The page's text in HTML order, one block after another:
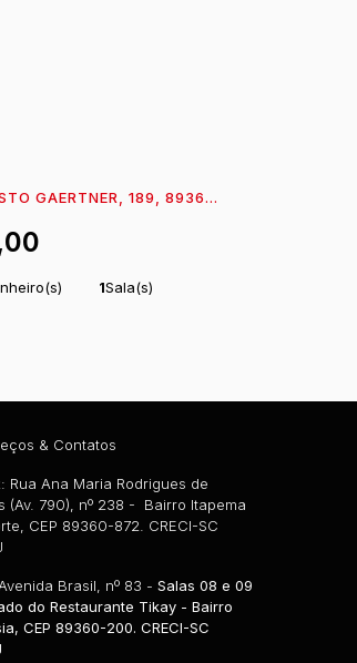
GAERTNER, 189, 89361-
1Sala(s)
& Contatos
Rua Ana Maria Rodrigues de
(Av. 790), nº 238 - Bairro Itapema
CEP 89360-872. CRECI-SC
Brasil, nº 83 - Salas 08 e 09
do Restaurante Tikay - Bairro
CEP 89360-200. CRECI-SC